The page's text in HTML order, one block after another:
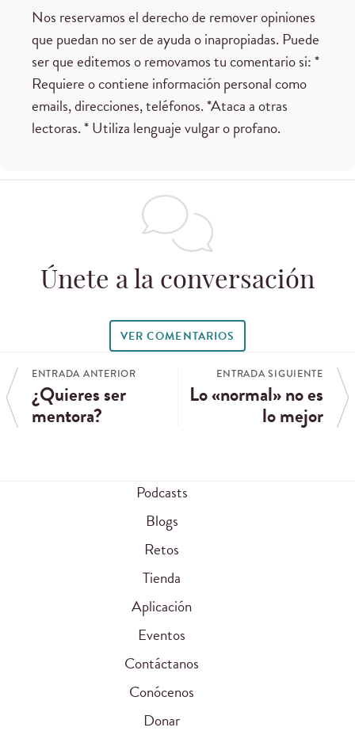
Nos reservamos el derecho de remover opiniones
que puedan no ser de ayuda o inapropiadas. Puede
ser que editemos o removamos tu comentario si: *
Requiere o contiene información personal como
emails, direcciones, teléfonos. *Ataca a otras
lectoras. * Utiliza lenguaje vulgar o profano.
Únete a la conversación
VER COMENTARIOS
ENTRADA ANTERIOR
¿Quieres ser
mentora?
ENTRADA SIGUIENTE
Lo «normal» no es
lo mejor
Podcasts
Blogs
Retos
Tienda
Aplicación
Eventos
Contáctanos
Conócenos
Donar